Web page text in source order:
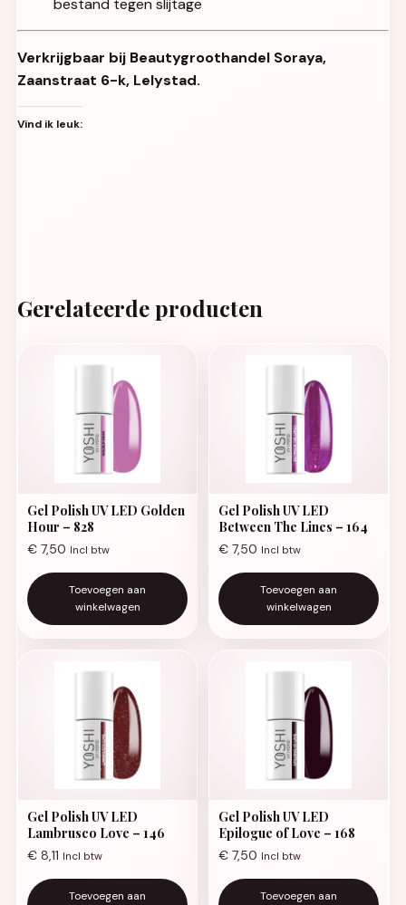
bestand tegen slijtage
Verkrijgbaar bij Beautygroothandel Soraya,
Zaanstraat 6-k, Lelystad.
Vind ik leuk:
Gerelateerde producten
Gel Polish UV LED Golden
Hour – 828
€ 7,50 Incl btw
Toevoegen aan
winkelwagen
Gel Polish UV LED
Between The Lines – 164
€ 7,50 Incl btw
Toevoegen aan
winkelwagen
Gel Polish UV LED
Lambrusco Love – 146
€ 8,11 Incl btw
Toevoegen aan
Gel Polish UV LED
Epilogue of Love – 168
€ 7,50 Incl btw
Toevoegen aan